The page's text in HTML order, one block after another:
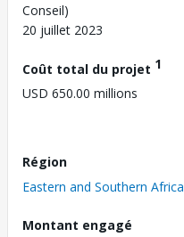
Conseil)
20 juillet 2023
Coût total du projet 1
USD 650.00 millions
Région
Eastern and Southern Africa
Montant engagé